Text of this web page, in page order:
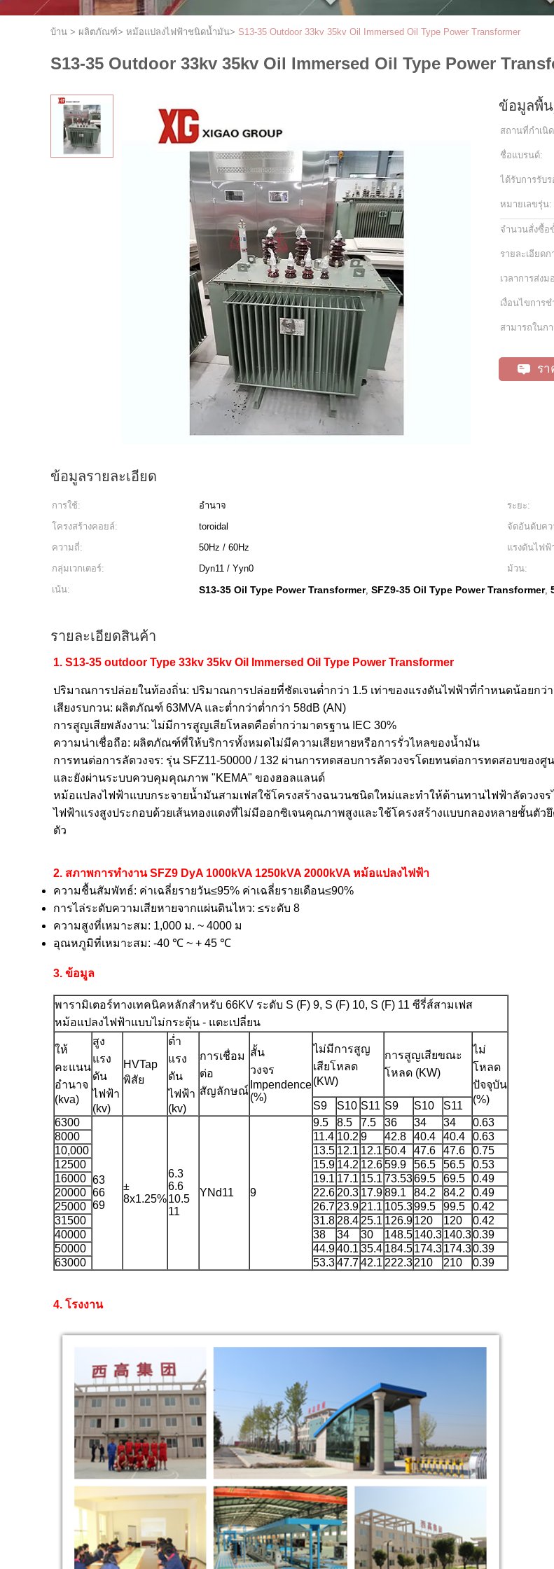
บ้าน > ผลิตภัณฑ์> หม้อแปลงไฟฟ้าชนิดน้ำมัน> S13-35 Outdoor 33kv 35kv Oil Immersed Oil Type Power Transformer
S13-35 Outdoor 33kv 35kv Oil Immersed Oil Type Power
ข้อมูลพื้
สถานที่กำเนิ
ชื่อแบรนด์:
ได้รับการรับร
หมายเลขรุ่น:
จำนวนสั่งซื้อ
รายละเอียดก
เวลาการส่งม
เงื่อนไขการช
สามารถในก
ร
ข้อมูลรายละเอียด
การใช้: อำนาจ ระยะ:
โครงสร้างคอยล์:
toroidal จัดอันดับคว
ความถี่:
50Hz / 60Hz แรงดันไฟฟ้
กลุ่มเวกเตอร์:
Dyn11 / Yyn0 ม้วน:
เน้น:
S13-35 Oil Type Power Transformer, SFZ9-35 Oil Type Power Transformer,
รายละเอียดสินค้า
1. S13-35 outdoor Type 33kv 35kv Oil Immersed Oil Type Power Transformer
ปริมาณการปล่อยในท้องถิ่น: ปริมาณการปล่อยที่ชัดเจนต่ำกว่า 1.5 เท่าของแรงดันไฟฟ้าที่กำหนดน้อยกว่า
เสียงรบกวน: ผลิตภัณฑ์ 63MVA และต่ำกว่าต่ำกว่า 58dB (AN)
การสูญเสียพลังงาน: ไม่มีการสูญเสียโหลดคือต่ำกว่ามาตรฐาน IEC 30%
ความน่าเชื่อถือ: ผลิตภัณฑ์ที่ให้บริการทั้งหมดไม่มีความเสียหายหรือการรั่วไหลของน้ำมัน
การทนต่อการลัดวงจร: รุ่น SFZ11-50000 / 132 ผ่านการทดสอบการลัดวงจรโดยทนต่อการทดสอบขอ
และยังผ่านระบบควบคุมคุณภาพ "KEMA" ของฮอลแลนด์
หม้อแปลงไฟฟ้าแบบกระจายน้ำมันสามเฟสใช้โครงสร้างฉนวนชนิดใหม่และทำให้ต้านทานไฟฟ้าลัดวง
ไฟฟ้าแรงสูงประกอบด้วยเส้นทองแดงที่ไม่มีออกซิเจนคุณภาพสูงและใช้โครงสร้างแบบกลองหลายชั้นตัว
ตัว
2. สภาพการทำงาน SFZ9 DyA 1000kVA 1250kVA 2000kVA หม้อแปลงไฟฟ้า
ความชื้นสัมพัทธ์: ค่าเฉลี่ยรายวัน≤95% ค่าเฉลี่ยรายเดือน≤90%
การไล่ระดับความเสียหายจากแผ่นดินไหว: ≤ระดับ 8
ความสูงที่เหมาะสม: 1,000 ม. ~ 4000 ม
อุณหภูมิที่เหมาะสม: -40 ℃ ~ + 45 ℃
3. ข้อมูล
พารามิเตอร์ทางเทคนิคหลักสำหรับ 66KV ระดับ S (F) 9, S (F) 10, S (F) 11 ซีรี่ส์สามเฟส
หม้อแปลงไฟฟ้าแบบไม่กระตุ้น - แตะเปลี่ยน
ให้
คะแนน
อำนาจ
(kva)
สูง
แรง
ดัน
ไฟฟ้า
(kv)
HVTap
พิสัย
ต่ำ
แรง
ดัน
ไฟฟ้า
(kv)
การเชื่อม
ต่อ
สัญลักษณ์
สั้น
วงจร
Impendence
(%)
ไม่มีการสูญ
เสียโหลด
(KW)
การสูญเสียขณะ
โหลด (KW)
ไม่
โหลด
ปัจจุบัน
(%)
S9 S10 S11 S9 S10
S11
6300
63
66
69
±
8x1.25%
6.3
6.6
10.5
11
YNd11 9
9.5 8.5 7.5 36 34 34
0.63
8000
11.4 10.2 9 42.8 40.4 40.4
0.63
10,000
13.5 12.1 12.1 50.4 47.6 47.6
0.75
12500
15.9 14.2 12.659.9 56.5 56.5
0.53
16000
19.1 17.1 15.1 73.5369.5 69.5
0.49
20000
22.6 20.3 17.989.1 84.2 84.2
0.49
25000
26.7 23.9 21.1 105.399.5 99.5
0.42
31500
31.8 28.4 25.1 126.9120 120
0.42
40000
38 34 30 148.5140.3140.30.39
50000
44.940.1 35.4 184.5174.3174.30.39
63000
53.347.742.1 222.3210 210 0.39
4. โรงงาน